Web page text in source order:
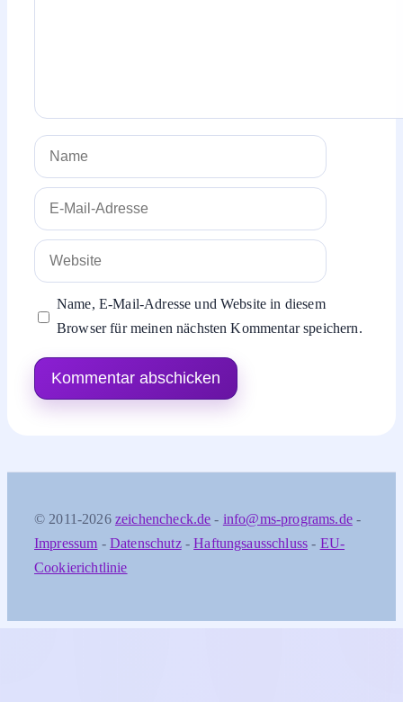
Name
E-
Mail-
Adresse
Website
Name, E-Mail-Adresse und Website in diesem
Browser für meinen nächsten Kommentar speichern.
© 2011-2026 zeichencheck.de - info@ms-programs.de-
Impressum - Datenschutz-Haftungsausschluss - EU-
Cookierichtlinie